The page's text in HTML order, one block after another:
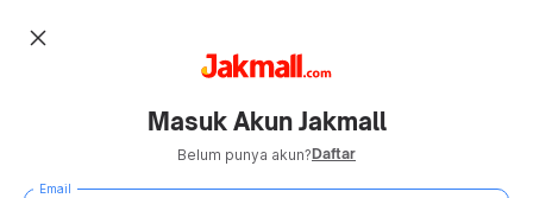
close
Masuk Akun Jakmall
Belum punya akun?Daftar
Email